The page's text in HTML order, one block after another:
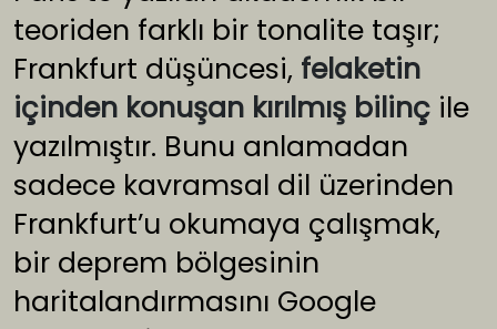
teoriden farklı bir tonalite taşır;
Frankfurt düşüncesi, felaketin
içinden konuşan kırılmış bilinç ile
yazılmıştır. Bunu anlamadan
sadece kavramsal dil üzerinden
Frankfurt’u okumaya çalışmak,
bir deprem bölgesinin
haritalandırmasını Google